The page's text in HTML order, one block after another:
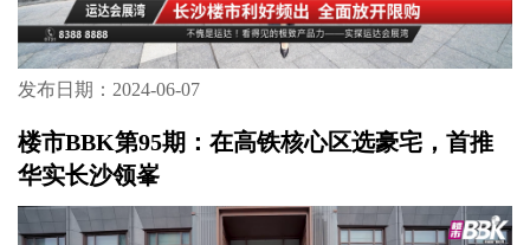
发布日期：2024-06-07
楼市BBK第95期：在高铁核心区选豪宅，首推
华实长沙领峯